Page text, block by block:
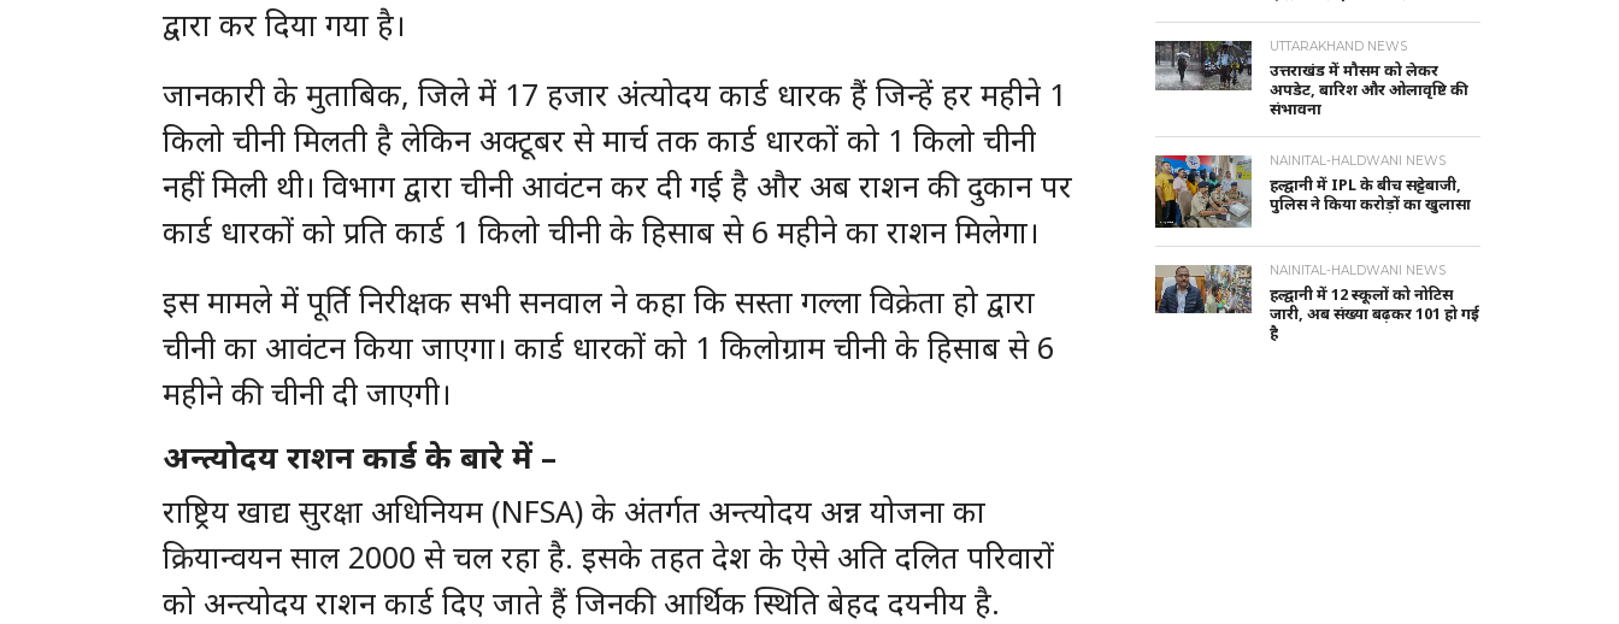
द्वारा कर दिया गया है।
जानकारी के मुताबिक, जिले में 17 हजार अंत्योदय कार्ड धारक हैं जिन्हें हर महीने 1
किलो चीनी मिलती है लेकिन अक्टूबर से मार्च तक कार्ड धारकों को 1 किलो चीनी
नहीं मिली थी। विभाग द्वारा चीनी आवंटन कर दी गई है और अब राशन की दुकान पर
कार्ड धारकों को प्रति कार्ड 1 किलो चीनी के हिसाब से 6 महीने का राशन मिलेगा।
इस मामले में पूर्ति निरीक्षक सभी सनवाल ने कहा कि सस्ता गल्ला विक्रेता हो द्वारा
चीनी का आवंटन किया जाएगा। कार्ड धारकों को 1 किलोग्राम चीनी के हिसाब से 6
महीने की चीनी दी जाएगी।
अन्त्योदय राशन कार्ड के बारे में –
राष्ट्रिय खाद्य सुरक्षा अधिनियम (NFSA) के अंतर्गत अन्त्योदय अन्न योजना का
क्रियान्वयन साल 2000 से चल रहा है. इसके तहत देश के ऐसे अति दलित परिवारों
को अन्त्योदय राशन कार्ड दिए जाते हैं जिनकी आर्थिक स्थिति बेहद दयनीय है.
UTTARAKHAND NEWS
उत्तराखंड में मौसम को लेकर
अपडेट, बारिश और ओलावृष्टि की
संभावना
NAINITAL-HALDWANI NEWS
हल्द्वानी में IPL के बीच सट्टेबाजी,
पुलिस ने किया करोड़ों का खुलासा
NAINITAL-HALDWANI NEWS
हल्द्वानी में 12 स्कूलों को नोटिस
जारी, अब संख्या बढ़कर 101 हो गई
है